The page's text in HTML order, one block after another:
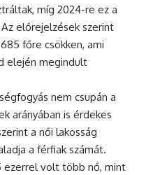
míg 2024-re ez a
előrejelzések szerint
főre csökken, ami
elején megindult
nem csupán a
arányában is érdekes
a női lakosság
a férfiak számát.
ezerrel volt több nő, mint